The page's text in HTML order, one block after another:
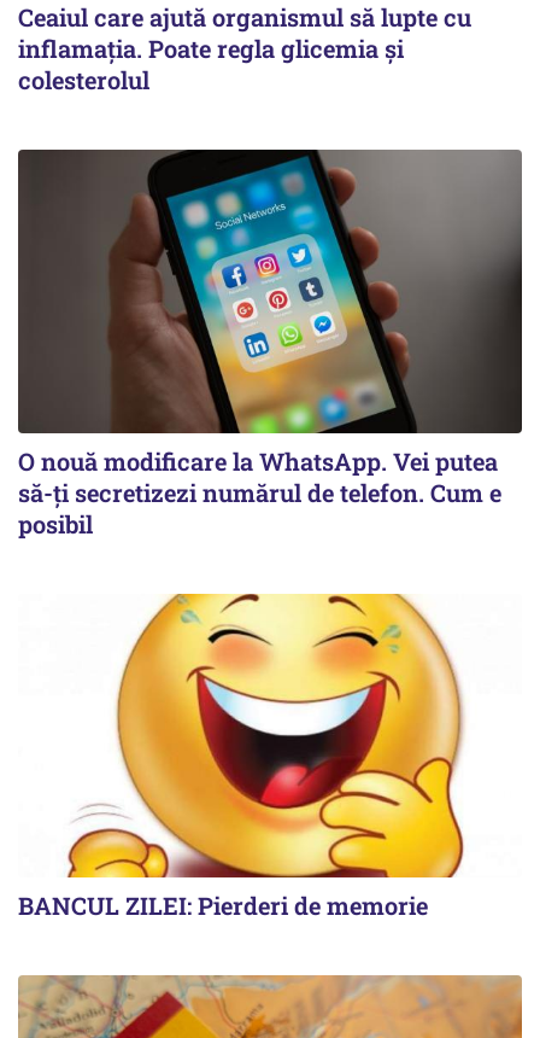
Ceaiul care ajută organismul să lupte cu
inflamația. Poate regla glicemia și
colesterolul
O nouă modificare la WhatsApp. Vei putea
să-ți secretizezi numărul de telefon. Cum e
posibil
BANCUL ZILEI: Pierderi de memorie